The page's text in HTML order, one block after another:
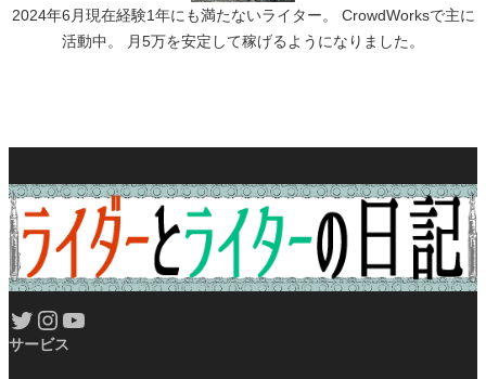
2024年6月現在経験1年にも満たないライター。 CrowdWorksで主に
活動中。 月5万を安定して稼げるようになりました。
Twitter Instagram YouTube
サービス